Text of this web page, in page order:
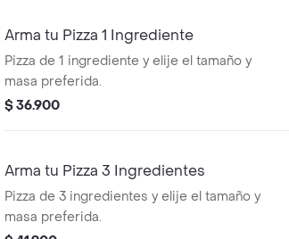
Arma tu Pizza 1 Ingrediente
Pizza de 1 ingrediente y elije el tamaño y
masa preferida.
$ 36.900
Arma tu Pizza 3 Ingredientes
Pizza de 3 ingredientes y elije el tamaño y
masa preferida.